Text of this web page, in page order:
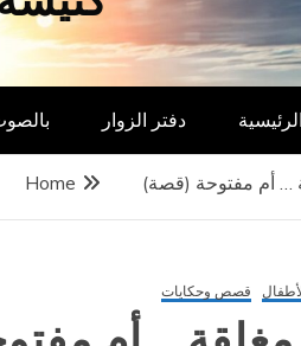
دفتر الزوار
Home … أم مفتوحة (قصة)
قصص وحكايات